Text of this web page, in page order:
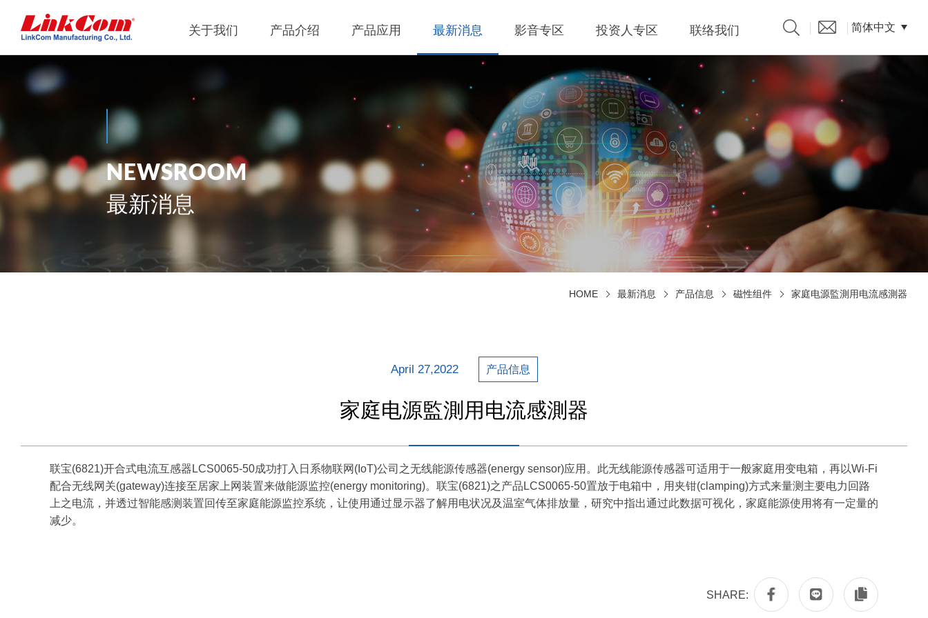
关于我们 产品介绍
网络变压器
电源磁性元件
电力綫通讯变压器
噪音抑制
電感
Qi2.0 无线充电成品
Qi1.x 无线充电成品
Qi2.2 TX 发射模组
Qi2.0 TX 发射模组
Qi1.x TX 發射模組
LED Driver
Meter
Wall Switch
交流-直流
低交流电压输入
产品型录
产品应用 最新消息 影音专区 投资人专区
公司治理
重要内规
内部稽核
獨立董事溝通情形
法说会
股价查询
历年股利分流
公司发言人、代理发言人
利害關係人關注議題、溝
通管道與回應情形
外部信箱(含利害關係人)的
執行溝通情形
联络我们 简体中文
NEWSROOM
最新消息
HOME 最新消息 产品信息 磁性组件 家庭电源監測用电流感測器
April 27,2022 产品信息
家庭电源監測用电流感測器
联宝(6821)开合式电流互感器LCS0065-50成功打入日系物联网(IoT)公司之无线能源传感器(energy sensor)应用。此无线能源传感器可适用于一般家庭用变电箱，再以Wi-Fi
配合无线网关(gateway)连接至居家上网装置来做能源监控(energy monitoring)。联宝(6821)之产品LCS0065-50置放于电箱中，用夹钳(clamping)方式来量测主要电力回路
上之电流，并透过智能感测装置回传至家庭能源监控系统，让使用通过显示器了解用电状况及温室气体排放量，研究中指出通过此数据可视化，家庭能源使用将有一定量的
减少。
SHARE: